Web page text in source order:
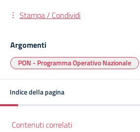
Stampa / Condividi
Argomenti
PON - Programma Operativo Nazionale
Indice della pagina
Contenuti correlati